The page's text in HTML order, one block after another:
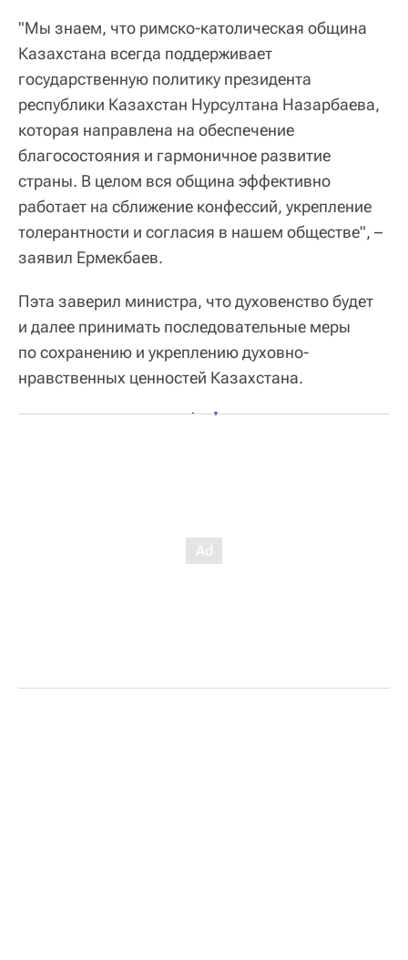
"Мы знаем, что римско-католическая община
Казахстана всегда поддерживает
государственную политику президента
республики Казахстан Нурсултана Назарбаева,
которая направлена на обеспечение
благосостояния и гармоничное развитие
страны. В целом вся община эффективно
работает на сближение конфессий, укрепление
толерантности и согласия в нашем обществе", –
заявил Ермекбаев.
Пэта заверил министра, что духовенство будет
и далее принимать последовательные меры
по сохранению и укреплению духовно-
нравственных ценностей Казахстана.